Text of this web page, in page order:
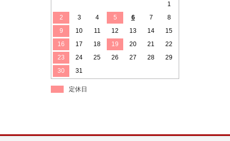
1
2
3 4 5 6 7
8
9
10 11 12 13 14
15
16
17 18 19 20 21
22
23
24 25 26 27 28
29
30
31
定休日